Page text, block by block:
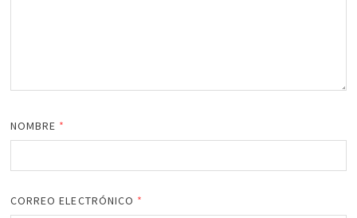
NOMBRE *
CORREO ELECTRÓNICO *